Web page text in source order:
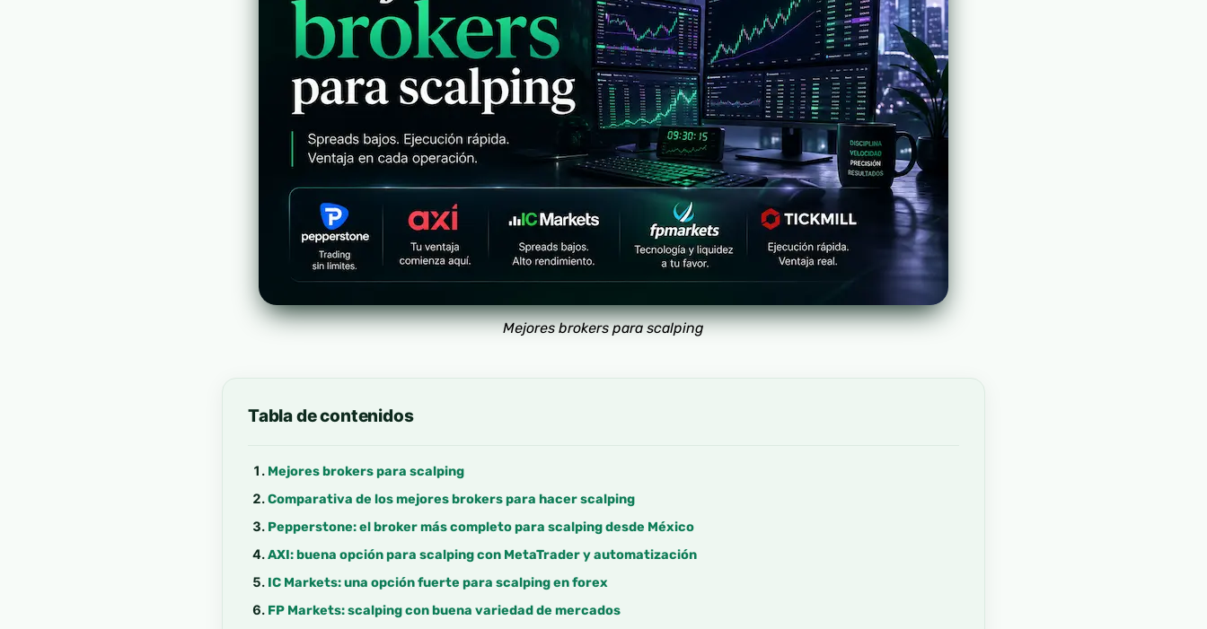
Mejores brokers para scalping
Tabla de contenidos
Mejores brokers para scalping
Comparativa de los mejores brokers para hacer scalping
Pepperstone: el broker más completo para scalping desde México
AXI: buena opción para scalping con MetaTrader y automatización
IC Markets: una opción fuerte para scalping en forex
FP Markets: scalping con buena variedad de mercados